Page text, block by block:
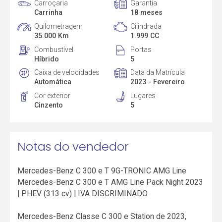
Carroçaria
Carrinha
Garantia
18 meses
Quilometragem
35.000 Km
Cilindrada
1.999 CC
Combustível
Híbrido
Portas
5
Caixa de velocidades
Automática
Data da Matrícula
2023 - Fevereiro
Cor exterior
Cinzento
Lugares
5
Notas do vendedor
Mercedes-Benz C 300 e T 9G-TRONIC AMG Line
Mercedes-Benz C 300 e T AMG Line Pack Night 2023
| PHEV (313 cv) | IVA DISCRIMINADO
Mercedes-Benz Classe C 300 e Station de 2023,